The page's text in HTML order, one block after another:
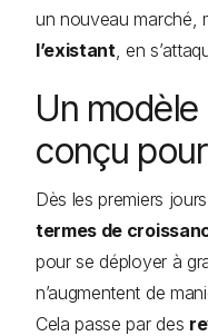
un nouveau marché,
l’existant , en
Un
conçu
Dès les premiers jours,
termes de
pour se déployer à
n’augmentent de
Cela passe par des